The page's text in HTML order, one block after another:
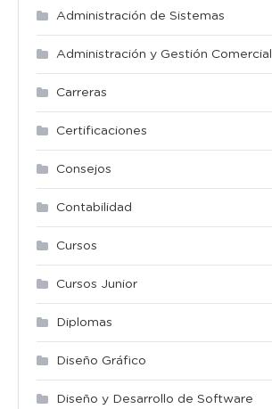
Administración de Sistemas
Administración y Gestión Comercial
Carreras
Certificaciones
Consejos
Contabilidad
Cursos
Cursos Junior
Diplomas
Diseño Gráfico
Diseño y Desarrollo de Software